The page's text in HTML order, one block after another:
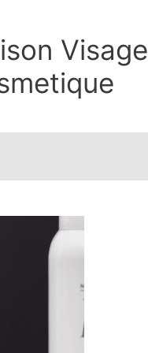
Visage